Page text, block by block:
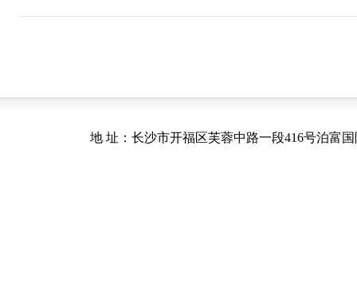
地 址：长沙市开福区芙蓉中路一段416号泊富